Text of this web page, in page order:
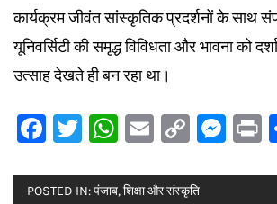
कार्यक्रम जीवंत सांस्कृतिक प्रदर्शनों के साथ
यूनिवर्सिटी की समृद्ध विविधता और भावना को
उत्साह देखते ही बन रहा था।
Facebook
Twitter
WhatsApp
Email
Copy
POSTED IN:पंजाब,शिक्षा और संस्कृति